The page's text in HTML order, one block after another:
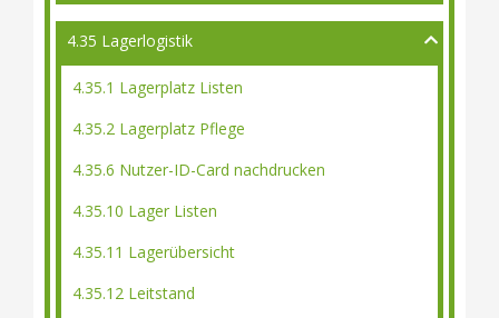
4.35 Lagerlogistik
4.35.1 Lagerplatz Listen
4.35.2 Lagerplatz Pflege
4.35.6 Nutzer-ID-Card nachdrucken
4.35.10 Lager Listen
4.35.11 Lagerübersicht
4.35.12 Leitstand